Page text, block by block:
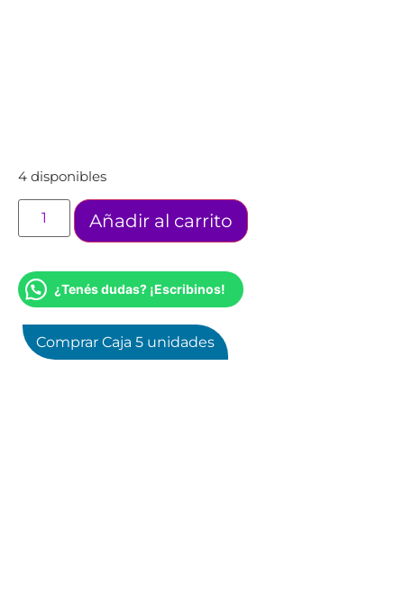
4 disponibles
Añadir al carrito
¿Tenés dudas? ¡Escribinos!
Comprar Caja 5 unidades